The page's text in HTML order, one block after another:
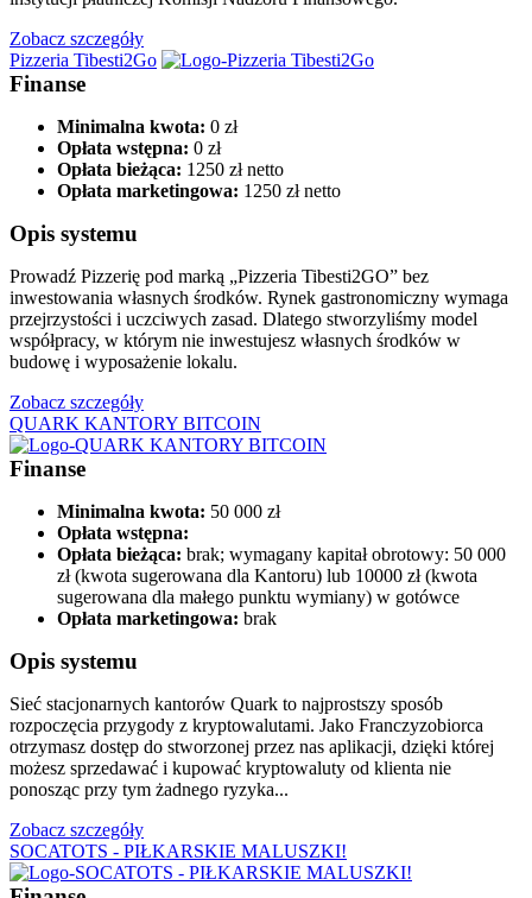
Zobacz szczegóły
Pizzeria Tibesti2Go
Finanse
Minimalna kwota: 0 zł
Opłata wstępna: 0 zł
Opłata bieżąca: 1250 zł netto
Opłata marketingowa: 1250 zł netto
Opis systemu
Prowadź Pizzerię pod marką „Pizzeria Tibesti2GO” bez
inwestowania własnych środków. Rynek gastronomiczny wymaga
przejrzystości i uczciwych zasad. Dlatego stworzyliśmy model
współpracy, w którym nie inwestujesz własnych środków w
budowę i wyposażenie lokalu.
Zobacz szczegóły
QUARK KANTORY BITCOIN
Finanse
Minimalna kwota: 50 000 zł
Opłata wstępna:
Opłata bieżąca: brak; wymagany kapitał obrotowy: 50 000
zł (kwota sugerowana dla Kantoru) lub 10000 zł (kwota
sugerowana dla małego punktu wymiany) w gotówce
Opłata marketingowa: brak
Opis systemu
Sieć stacjonarnych kantorów Quark to najprostszy sposób
rozpoczęcia przygody z kryptowalutami. Jako Franczyzobiorca
otrzymasz dostęp do stworzonej przez nas aplikacji, dzięki której
możesz sprzedawać i kupować kryptowaluty od klienta nie
ponosząc przy tym żadnego ryzyka...
Zobacz szczegóły
SOCATOTS - PIŁKARSKIE MALUSZKI!